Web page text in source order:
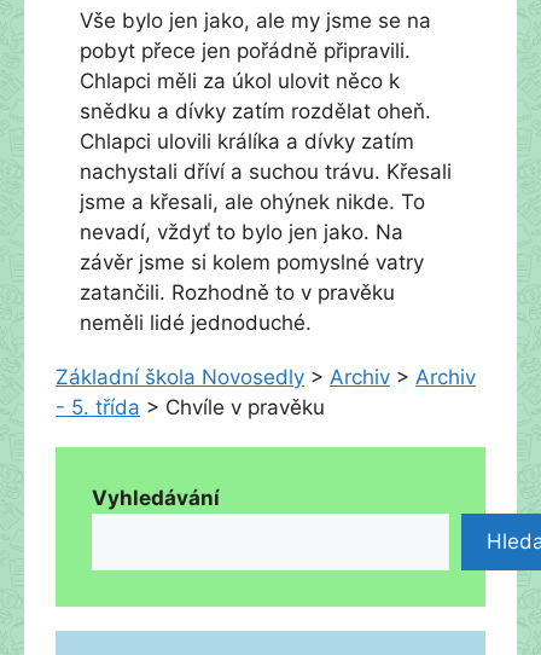
Vše bylo jen jako, ale my jsme se na
pobyt přece jen pořádně připravili.
Chlapci měli za úkol ulovit něco k
snědku a dívky zatím rozdělat oheň.
Chlapci ulovili králíka a dívky zatím
nachystali dříví a suchou trávu. Křesali
jsme a křesali, ale ohýnek nikde. To
nevadí, vždyť to bylo jen jako. Na
závěr jsme si kolem pomyslné vatry
zatančili. Rozhodně to v pravěku
neměli lidé jednoduché.
Základní škola Novosedly > Archiv > Archiv
- 5. třída > Chvíle v pravěku
Vyhledávání